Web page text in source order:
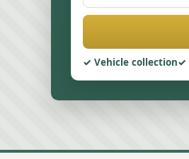
Vehicle collection